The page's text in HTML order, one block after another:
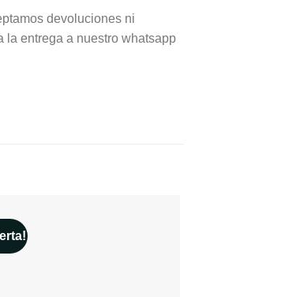
devoluciones ni
la entrega a nuestro whatsapp